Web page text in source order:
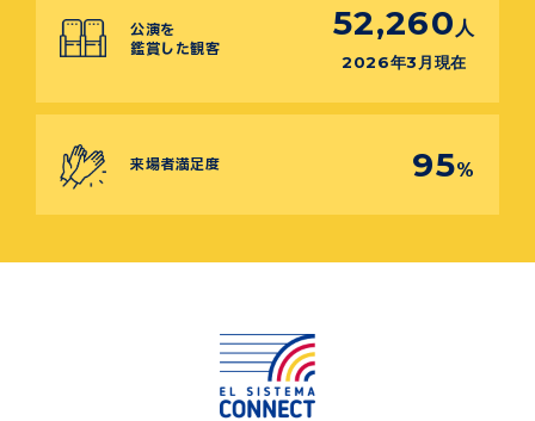
公演を
鑑賞した観客
52,260 人
2026年3月現在
来場者満足度 95%